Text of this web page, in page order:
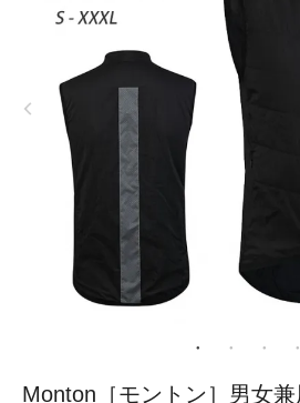
Monton［モントン］男女